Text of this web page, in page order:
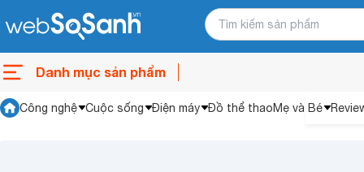
Danh mục sản phẩm
Công nghệ Cuộc sống Điện máy Đồ thể thaoMẹ và Bé